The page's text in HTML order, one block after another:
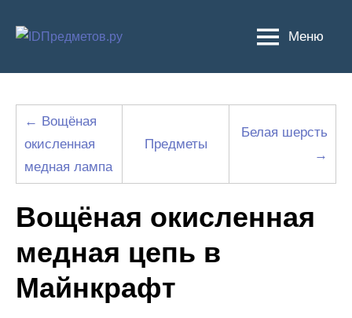
Меню
← Вощёная
окисленная
медная лампа
Предметы
Белая шерсть
→
Вощёная окисленная
медная цепь в
Майнкрафт